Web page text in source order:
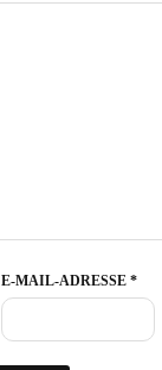
E-MAIL-ADRESSE *